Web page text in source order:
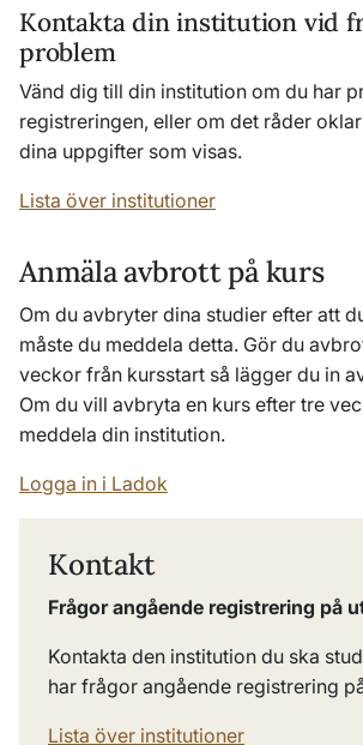
Kontakta din institution vid
problem
Vänd dig till din institution om du har
registreringen, eller om det råder
dina uppgifter som visas.
Lista över institutioner
Anmäla avbrott på kurs
Om du avbryter dina studier efter att
måste du meddela detta. Gör du
veckor från kursstart så lägger du in
Om du vill avbryta en kurs efter tre
meddela din institution.
Logga in i Ladok
Kontakt
Frågor angående registrering på
Kontakta den institution du ska
har frågor angående registrering
Lista över institutioner